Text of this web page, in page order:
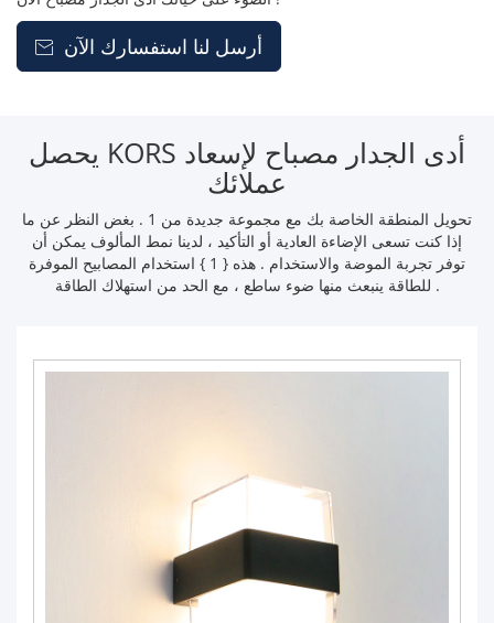
 أرسل لنا استفسارك الآن
يحصل KORS أدى الجدار مصباح لإسعاد
عملائك
تحويل المنطقة الخاصة بك مع مجموعة جديدة من 1 . بغض النظر عن ما
إذا كنت تسعى الإضاءة العادية أو التأكيد ، لدينا نمط المألوف يمكن أن
توفر تجربة الموضة والاستخدام . هذه { 1 } استخدام المصابيح الموفرة
للطاقة ينبعث منها ضوء ساطع ، مع الحد من استهلاك الطاقة .